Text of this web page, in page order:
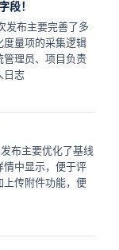
段！
发布主要完善了多
度量项的采集逻辑
管理员、项目负责
日志
布主要优化了基线
情中显示，便于评
上传附件功能，便